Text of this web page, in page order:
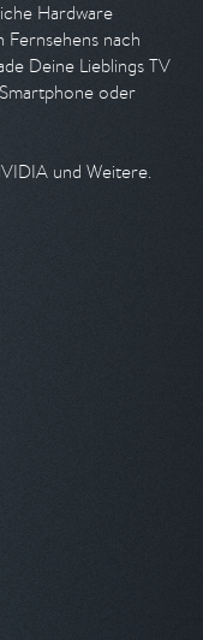
Hardware
Fernsehens nach
Deine Lieblings TV
oder
und Weitere.